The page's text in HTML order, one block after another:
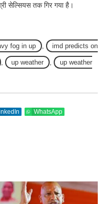
सेल्सियस तक गिर गया है।
fog in up imd predicts on
up weather up weather
WhatsApp